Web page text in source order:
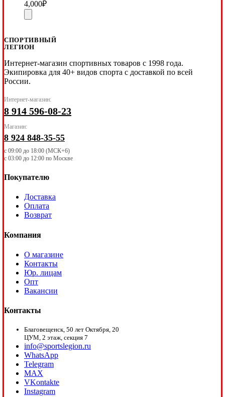
4,000₽
СПОРТИВНЫЙ
ЛЕГИОН
Интернет-магазин спортивных товаров с 1998 года.
Экипировка для 40+ видов спорта с доставкой по всей
России.
Интернет-магазин:
8 914 596-08-23
Магазин:
8 924 848-35-55
с 09:00 до 18:00 (МСК+6)
с 03:00 до 12:00 по Москве
Покупателю
Доставка
Оплата
Возврат
Компания
О магазине
Контакты
Юр. лицам
Опт
Вакансии
Контакты
Благовещенск, 50 лет Октября, 20
ЦУМ, 2 этаж, секция 7
info@sportslegion.ru
WhatsApp
Telegram
MAX
VKontakte
Instagram